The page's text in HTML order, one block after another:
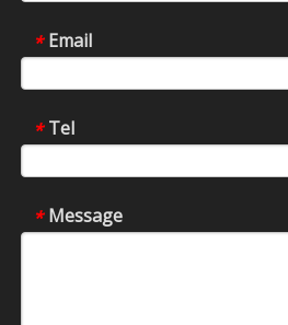
* Email
* Tel
* Message